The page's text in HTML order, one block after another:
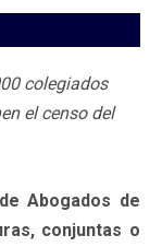
colegiados
el censo del
Abogados de
conjuntas o